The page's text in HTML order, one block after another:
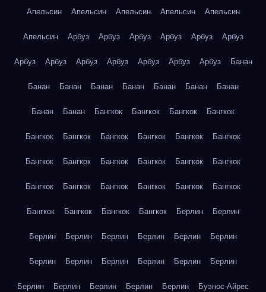
Апельсин Апельсин Апельсин Апельсин Апельсин
Апельсин Арбуз Арбуз Арбуз Арбуз Арбуз Арбуз
Арбуз Арбуз Арбуз Арбуз Арбуз Арбуз Арбуз Банан
Банан Банан Банан Банан Банан Банан Банан
Банан Банан Бангкок Бангкок Бангкок Бангкок
Бангкок Бангкок Бангкок Бангкок Бангкок Бангкок
Бангкок Бангкок Бангкок Бангкок Бангкок Бангкок
Бангкок Бангкок Бангкок Бангкок Бангкок Бангкок
Бангкок Бангкок Бангкок Бангкок Берлин Берлин
Берлин Берлин Берлин Берлин Берлин Берлин
Берлин Берлин Берлин Берлин Берлин Берлин
Берлин Берлин Берлин Берлин Берлин Буэнос-Айрес